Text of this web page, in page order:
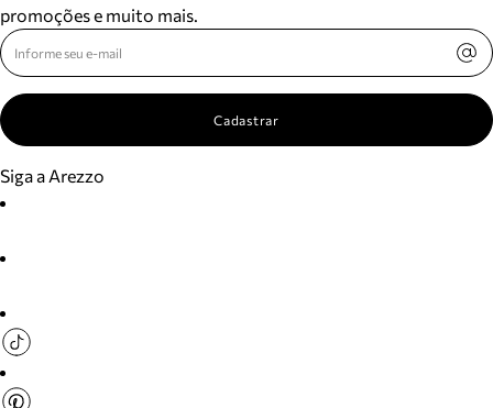
promoções e muito mais.
Cadastrar
Siga a Arezzo